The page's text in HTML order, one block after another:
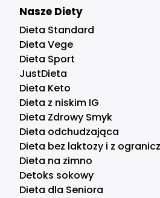
Nasze Diety
Dieta Standard
Dieta Vege
Dieta Sport
JustDieta
Dieta Keto
Dieta z niskim IG
Dieta Zdrowy Smyk
Dieta odchudzająca
Dieta bez laktozy i z
Dieta na zimno
Detoks sokowy
Dieta dla Seniora